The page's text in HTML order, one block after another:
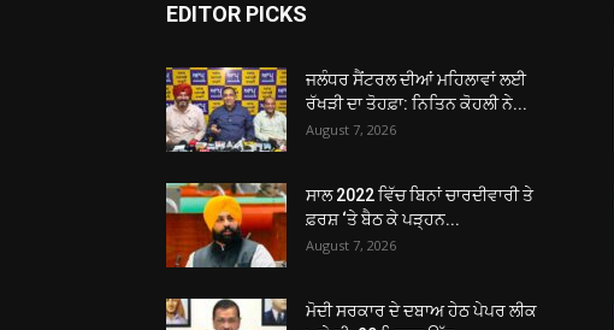
EDITOR PICKS
ਜਲੰਧਰ ਸੈਂਟਰਲ ਦੀਆਂ ਮਹਿਲਾਵਾਂ ਲਈ
ਰੱਖੜੀ ਦਾ ਤੋਹਫ਼ਾ: ਨਿਤਿਨ ਕੋਹਲੀ ਨੇ...
August 7, 2026
ਸਾਲ 2022 ਵਿੱਚ ਬਿਨਾਂ ਚਾਰਦੀਵਾਰੀ ਤੇ
ਫ਼ਰਸ਼ ‘ਤੇ ਬੈਠ ਕੇ ਪੜ੍ਹਨ...
August 7, 2026
ਮੋਦੀ ਸਰਕਾਰ ਦੇ ਦਬਾਅ ਹੇਠ ਪੇਪਰ ਲੀਕ